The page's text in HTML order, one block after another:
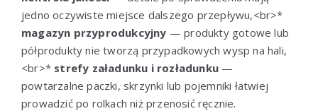
jedno oczywiste miejsce dalszego przepływu,<br>*
magazyn przyprodukcyjny — produkty gotowe lub
półprodukty nie tworzą przypadkowych wysp na hali,
<br>* strefy załadunku i rozładunku —
powtarzalne paczki, skrzynki lub pojemniki łatwiej
prowadzić po rolkach niż przenosić ręcznie.